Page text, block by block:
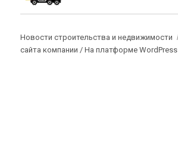
Новости строительства и недвижимости
сайта компании /На платформе WordPress